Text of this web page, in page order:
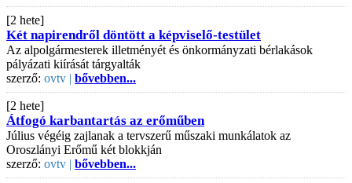
[2 hete]
Két napirendről döntött a képviselő-testület
Az alpolgármesterek illetményét és önkormányzati bérlakások
pályázati kiírását tárgyalták
szerző: ovtv | bővebben...
[2 hete]
Átfogó karbantartás az erőműben
Július végéig zajlanak a tervszerű műszaki munkálatok az
Oroszlányi Erőmű két blokkján
szerző: ovtv | bővebben...